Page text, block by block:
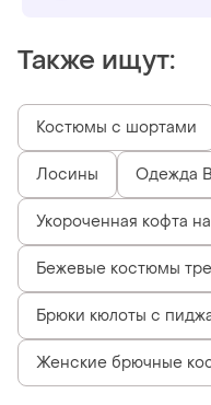
Также ищут:
Костюмы с шортами
Лосины Одежда
Укороченная кофта
Бежевые костюмы
Брюки кюлоты с
Женские брючные